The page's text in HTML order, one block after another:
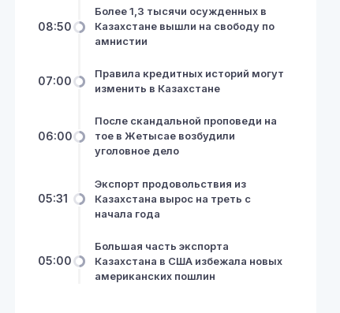
08:50
Более 1,3 тысячи осужденных в
Казахстане вышли на свободу по
амнистии
07:00
Правила кредитных историй могут
изменить в Казахстане
06:00
После скандальной проповеди на
тое в Жетысае возбудили
уголовное дело
05:31
Экспорт продовольствия из
Казахстана вырос на треть с
начала года
05:00
Большая часть экспорта
Казахстана в США избежала новых
американских пошлин